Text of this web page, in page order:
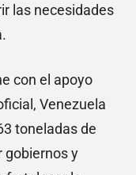
las necesidades
con el apoyo
Venezuela
toneladas de
gobiernos y